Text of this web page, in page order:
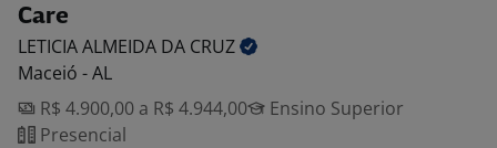
Care
LETICIA ALMEIDA DA CRUZ
Maceió - AL
R$ 4.900,00 a R$ 4.944,00
Ensino Superior
Presencial